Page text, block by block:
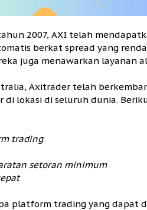
2007, AXI telah
berkat spread yang
juga menawarkan layanan
Axitrader telah
di lokasi di seluruh dunia.
trading
setoran minimum
platform trading yang dapat